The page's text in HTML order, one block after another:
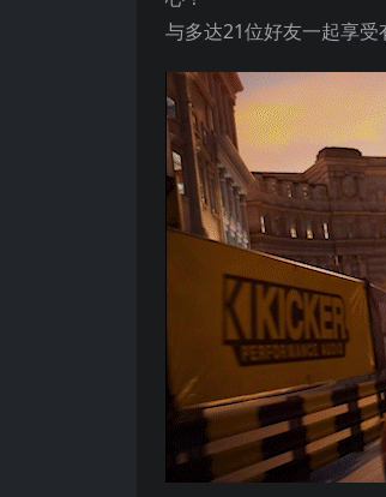
与多达21位好友一起享受